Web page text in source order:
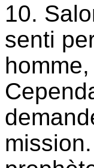
10.
senti